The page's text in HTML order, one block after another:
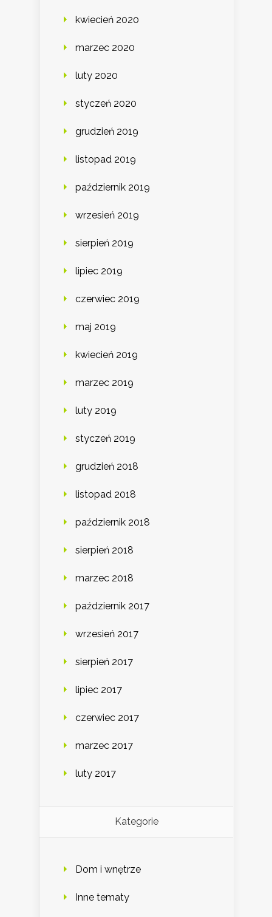
kwiecień 2020
marzec 2020
luty 2020
styczeń 2020
grudzień 2019
listopad 2019
październik 2019
wrzesień 2019
sierpień 2019
lipiec 2019
czerwiec 2019
maj 2019
kwiecień 2019
marzec 2019
luty 2019
styczeń 2019
grudzień 2018
listopad 2018
październik 2018
sierpień 2018
marzec 2018
październik 2017
wrzesień 2017
sierpień 2017
lipiec 2017
czerwiec 2017
marzec 2017
luty 2017
Kategorie
Dom i wnętrze
Inne tematy